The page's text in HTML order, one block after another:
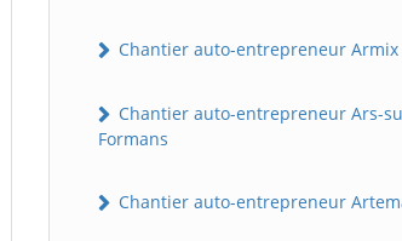
Chantier auto-entrepreneur Armix
Chantier auto-entrepreneur Ars-
Formans
Chantier auto-entrepreneur